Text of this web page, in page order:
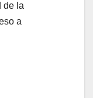
de la
a